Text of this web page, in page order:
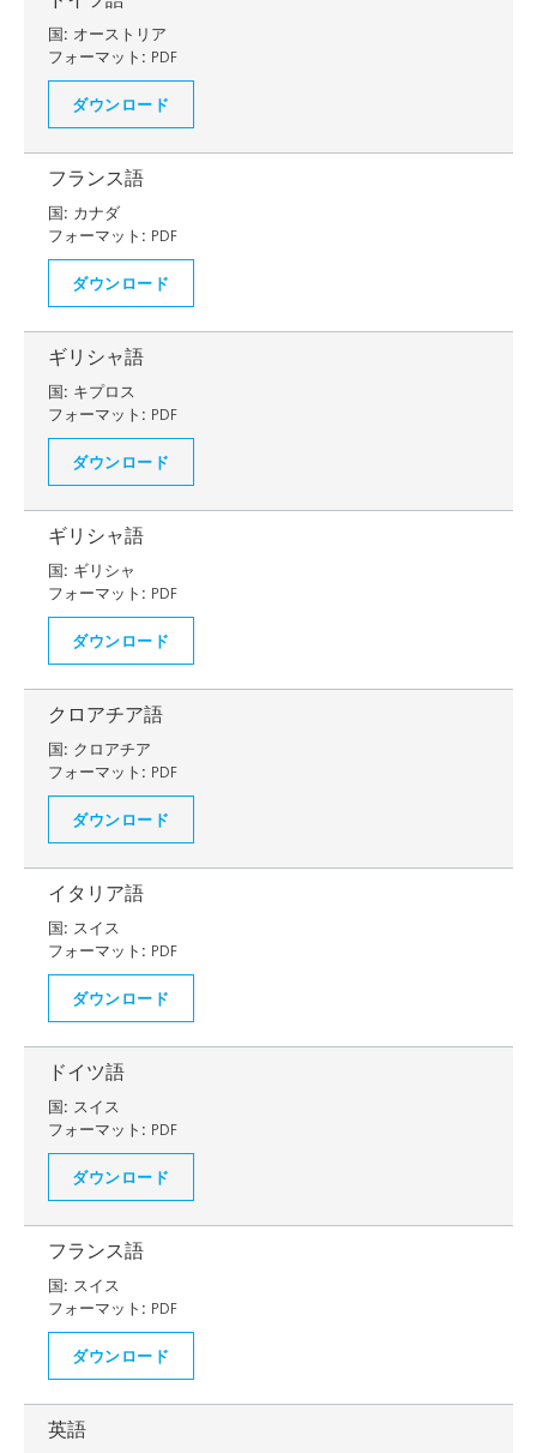
国: オーストリア
フォーマット: PDF
ダウンロード
フランス語
国: カナダ
フォーマット: PDF
ダウンロード
ギリシャ語
国: キプロス
フォーマット: PDF
ダウンロード
ギリシャ語
国: ギリシャ
フォーマット: PDF
ダウンロード
クロアチア語
国: クロアチア
フォーマット: PDF
ダウンロード
イタリア語
国: スイス
フォーマット: PDF
ダウンロード
ドイツ語
国: スイス
フォーマット: PDF
ダウンロード
フランス語
国: スイス
フォーマット: PDF
ダウンロード
英語